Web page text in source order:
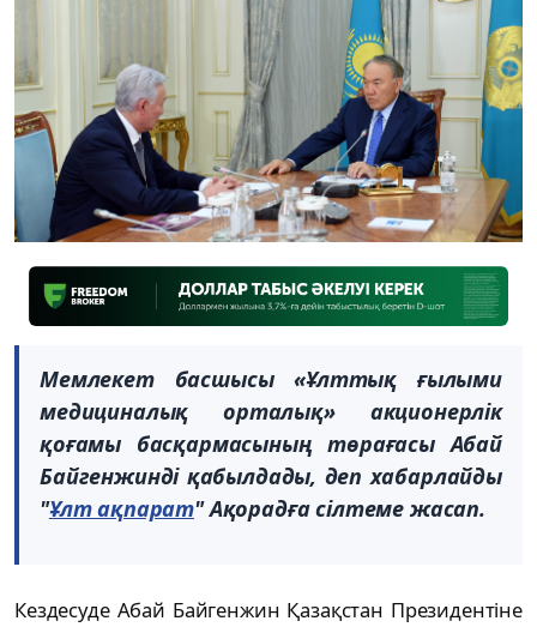
Мемлекет басшысы «Ұлттық ғылыми
медициналық орталық» акционерлік
қоғамы басқармасының төрағасы Абай
Байгенжинді қабылдады, деп хабарлайды
"Ұлт ақпарат" Ақорадға сілтеме жасап.
Кездесуде Абай Байгенжин Қазақстан Президентіне